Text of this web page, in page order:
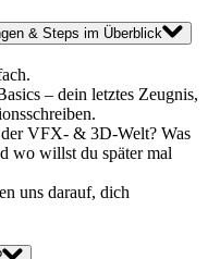
& Steps im Überblick
– dein letztes Zeugnis,
der VFX- & 3D-Welt? Was
wo willst du später mal
uns darauf, dich